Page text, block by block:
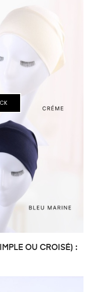
OU CROISÉ) :